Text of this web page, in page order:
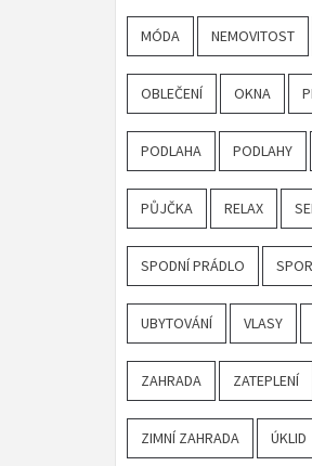
MÓDA NEMOVITOST
OBLEČENÍ OKNA
PODLAHA PODLAHY
PŮJČKA RELAX
SPODNÍ PRÁDLO
UBYTOVÁNÍ VLASY
ZAHRADA ZATEPLENÍ
ZIMNÍ ZAHRADA ÚKLID